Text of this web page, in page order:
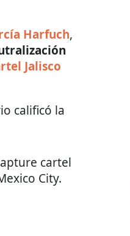
Harfuch,
Jalisco
calificó la
cartel
City.